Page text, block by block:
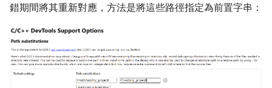
錯期間將其重新對應，方法是將這些路徑指定為前置字串：